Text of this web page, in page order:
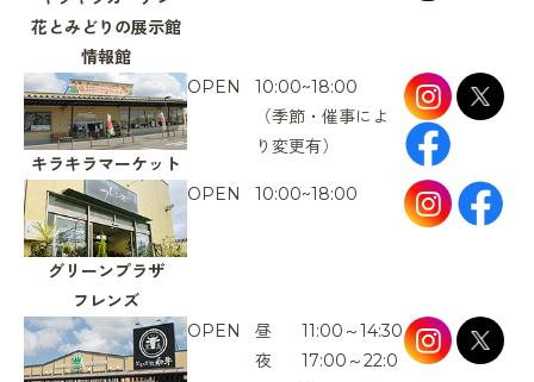
花とみどりの展示館
情報館
キラキラマーケット
OPEN
10:00~18:00
（季節・催事によ
り変更有）
グリーンプラザ
フレンズ
OPEN 10:00~18:00
OPEN 昼
11:00～14:30
夜
17:00～22:0